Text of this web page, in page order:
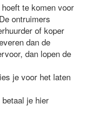
te komen voor
ontruimers
of koper
dan de
dan lopen de
je voor het laten
je hier